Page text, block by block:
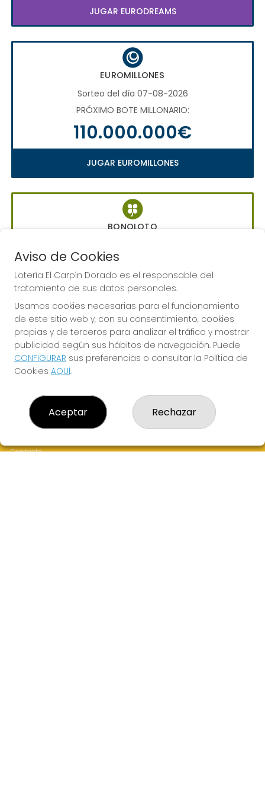
JUGAR EURODREAMS
EUROMILLONES
Sorteo del día 07-08-2026
PRÓXIMO BOTE MILLONARIO:
110.000.000€
JUGAR EUROMILLONES
BONOLOTO
PRÓXIMO BOTE MILLONARIO:
700.000€
JUGAR BONOLOTO
LOTERÍA EL CARPÍN DORADO
¿Quiénes somos?
Comprar lotería
Contacto
Aviso de Cookies
Lotería El Carpín Dorado es el responsable del
tratamiento de sus datos personales.
Usamos cookies necesarias para el funcionamiento
de este sitio web y, con su consentimiento, cookies
propias y de terceros para analizar el tráfico y mostrar
publicidad según sus hábitos de navegación. Puede
CONFIGURAR sus preferencias o consultar la Política de
Cookies AQUÍ.
Aceptar Rechazar